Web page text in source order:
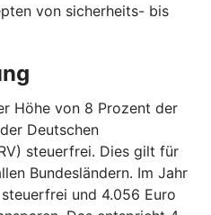
von sicherheits- bis
Höhe von 8 Prozent der
Deutschen
steuerfrei. Dies gilt für
Bundesländern. Im Jahr
und 4.056 Euro